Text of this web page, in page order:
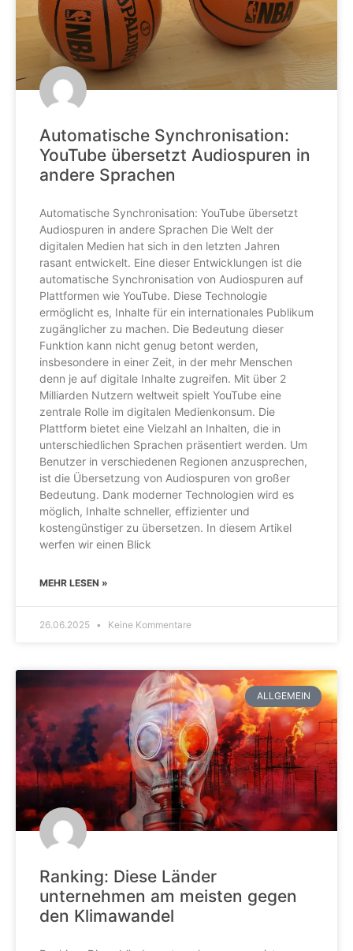
Automatische Synchronisation:
YouTube übersetzt Audiospuren in
andere Sprachen
Automatische Synchronisation: YouTube übersetzt
Audiospuren in andere Sprachen Die Welt der
digitalen Medien hat sich in den letzten Jahren
rasant entwickelt. Eine dieser Entwicklungen ist die
automatische Synchronisation von Audiospuren auf
Plattformen wie YouTube. Diese Technologie
ermöglicht es, Inhalte für ein internationales Publikum
zugänglicher zu machen. Die Bedeutung dieser
Funktion kann nicht genug betont werden,
insbesondere in einer Zeit, in der mehr Menschen
denn je auf digitale Inhalte zugreifen. Mit über 2
Milliarden Nutzern weltweit spielt YouTube eine
zentrale Rolle im digitalen Medienkonsum. Die
Plattform bietet eine Vielzahl an Inhalten, die in
unterschiedlichen Sprachen präsentiert werden. Um
Benutzer in verschiedenen Regionen anzusprechen,
ist die Übersetzung von Audiospuren von großer
Bedeutung. Dank moderner Technologien wird es
möglich, Inhalte schneller, effizienter und
kostengünstiger zu übersetzen. In diesem Artikel
werfen wir einen Blick
MEHR LESEN »
26.06.2025 Keine Kommentare
ALLGEMEIN
Ranking: Diese Länder
unternehmen am meisten gegen
den Klimawandel